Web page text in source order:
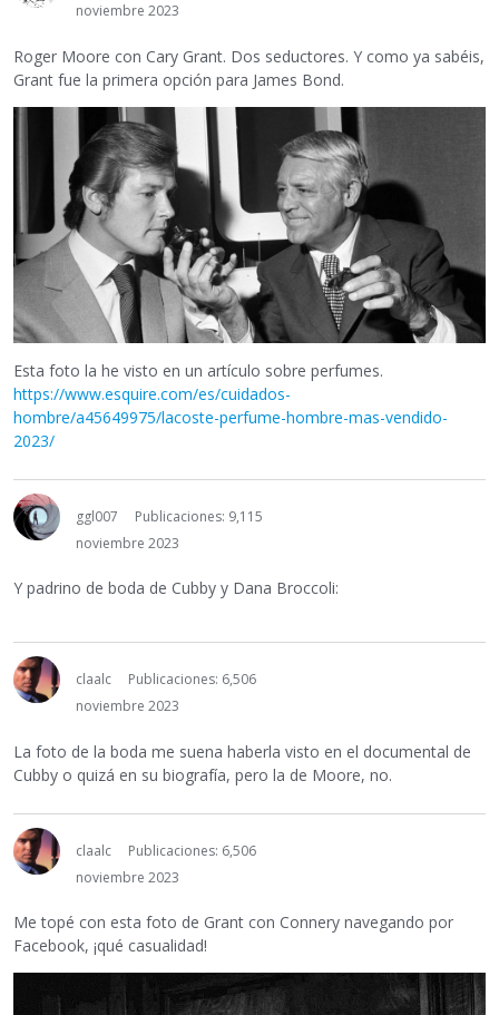
noviembre 2023
Roger Moore con Cary Grant. Dos seductores. Y como ya sabéis,
Grant fue la primera opción para James Bond.
Esta foto la he visto en un artículo sobre perfumes.
https://www.esquire.com/es/cuidados-
hombre/a45649975/lacoste-perfume-hombre-mas-vendido-
2023/
ggl007
Publicaciones: 9,115
noviembre 2023
Y padrino de boda de Cubby y Dana Broccoli:
claalc
Publicaciones: 6,506
noviembre 2023
La foto de la boda me suena haberla visto en el documental de
Cubby o quizá en su biografía, pero la de Moore, no.
claalc
Publicaciones: 6,506
noviembre 2023
Me topé con esta foto de Grant con Connery navegando por
Facebook, ¡qué casualidad!